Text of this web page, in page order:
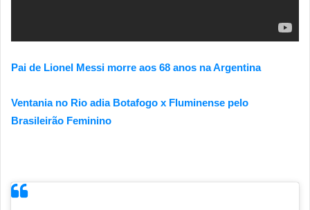
Pai de Lionel Messi morre aos 68 anos na Argentina
Ventania no Rio adia Botafogo x Fluminense pelo
Brasileirão Feminino